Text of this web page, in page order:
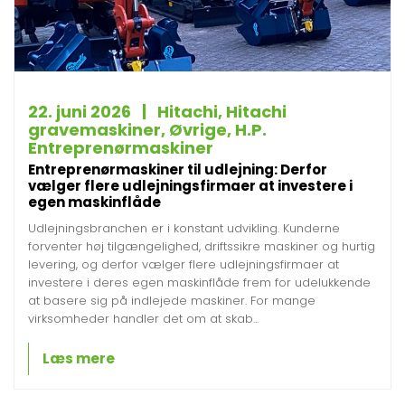
22. juni 2026 | Hitachi, Hitachi
gravemaskiner, Øvrige, H.P.
Entreprenørmaskiner
Entreprenørmaskiner til udlejning: Derfor
vælger flere udlejningsfirmaer at investere i
egen maskinflåde
Udlejningsbranchen er i konstant udvikling. Kunderne
forventer høj tilgængelighed, driftssikre maskiner og hurtig
levering, og derfor vælger flere udlejningsfirmaer at
investere i deres egen maskinflåde frem for udelukkende
at basere sig på indlejede maskiner. For mange
virksomheder handler det om at skab...
Læs mere